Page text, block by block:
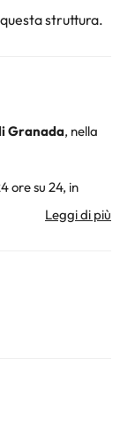
struttura.
Granada, nella
ore su 24, in
bisogno, aria
wifi
di cortesia.